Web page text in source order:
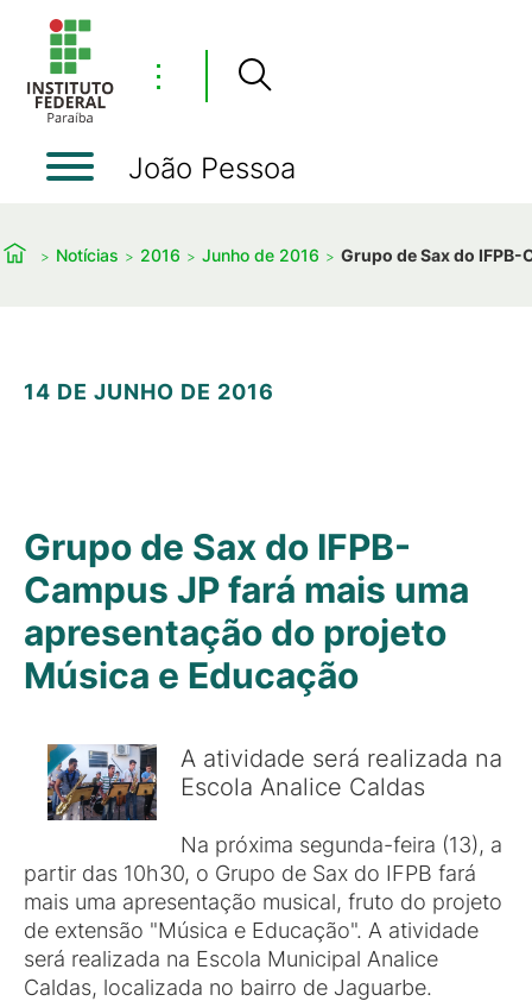
⋮
João Pessoa
Notícias 2016 Junho de 2016 Grupo de Sax do
14 DE JUNHO DE 2016
Grupo de Sax do IFPB-
Campus JP fará mais uma
apresentação do projeto
Música e Educação
A atividade será realizada na
Escola Analice Caldas
Na próxima segunda-feira (13), a
partir das 10h30, o Grupo de Sax do IFPB fará
mais uma apresentação musical, fruto do projeto
de extensão "Música e Educação". A atividade
será realizada na Escola Municipal Analice
Caldas, localizada no bairro de Jaguarbe.